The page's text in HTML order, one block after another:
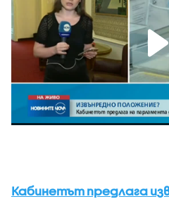
Кабинетът предлага